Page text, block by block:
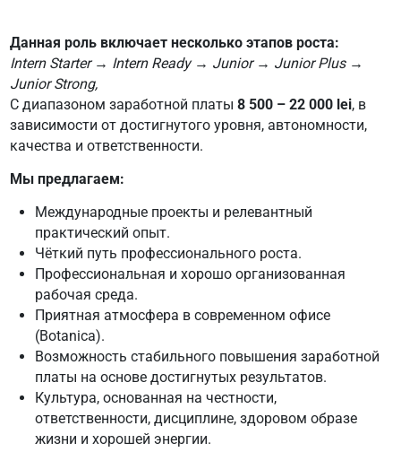
Данная роль включает несколько этапов роста:
Intern Starter → Intern Ready → Junior → Junior Plus →
Junior Strong,
С диапазоном заработной платы 8 500 – 22 000 lei, в
зависимости от достигнутого уровня, автономности,
качества и ответственности.
Мы предлагаем:
Международные проекты и релевантный
практический опыт.
Чёткий путь профессионального роста.
Профессиональная и хорошо организованная
рабочая среда.
Приятная атмосфера в современном офисе
(Botanica).
Возможность стабильного повышения заработной
платы на основе достигнутых результатов.
Культура, основанная на честности,
ответственности, дисциплине, здоровом образе
жизни и хорошей энергии.